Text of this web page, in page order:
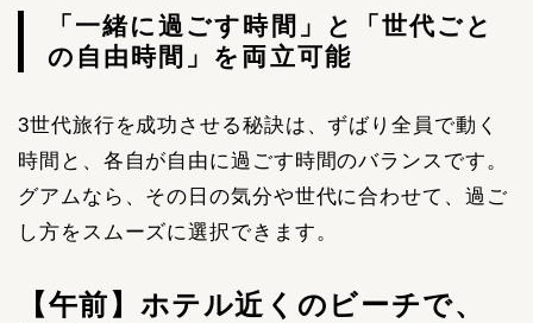
「一緒に過ごす時間」と「世代ごと
の自由時間」を両立可能
3世代旅行を成功させる秘訣は、ずばり全員で動く
時間と、各自が自由に過ごす時間のバランスです。
グアムなら、その日の気分や世代に合わせて、過ご
し方をスムーズに選択できます。
【午前】ホテル近くのビーチで、